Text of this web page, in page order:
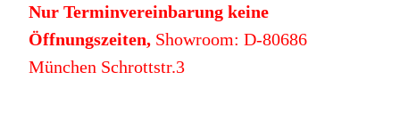
Nur Terminvereinbarung keine
Öffnungszeiten,Showroom: D-80686
München Schrottstr.3